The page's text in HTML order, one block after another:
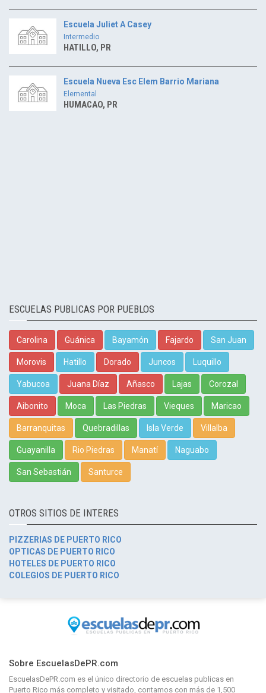
Escuela Juliet A Casey
Intermedio
HATILLO, PR
Escuela Nueva Esc Elem Barrio Mariana
Elemental
HUMACAO, PR
ESCUELAS PUBLICAS POR PUEBLOS
Carolina Guánica Bayamón Fajardo San Juan
Morovis Hatillo Dorado Juncos Luquillo
Yabucoa Juana Díaz Añasco Lajas Corozal
Aibonito Moca Las Piedras Vieques Maricao
Barranquitas Quebradillas Isla Verde Villalba
Guayanilla Rio Piedras Manatí Naguabo
San Sebastián Santurce
OTROS SITIOS DE INTERES
PIZZERIAS DE PUERTO RICO
OPTICAS DE PUERTO RICO
HOTELES DE PUERTO RICO
COLEGIOS DE PUERTO RICO
Sobre EscuelasDePR.com
EscuelasDePR.com es el único directorio de escuelas publicas en
Puerto Rico más completo y visitado, contamos con más de 1,500